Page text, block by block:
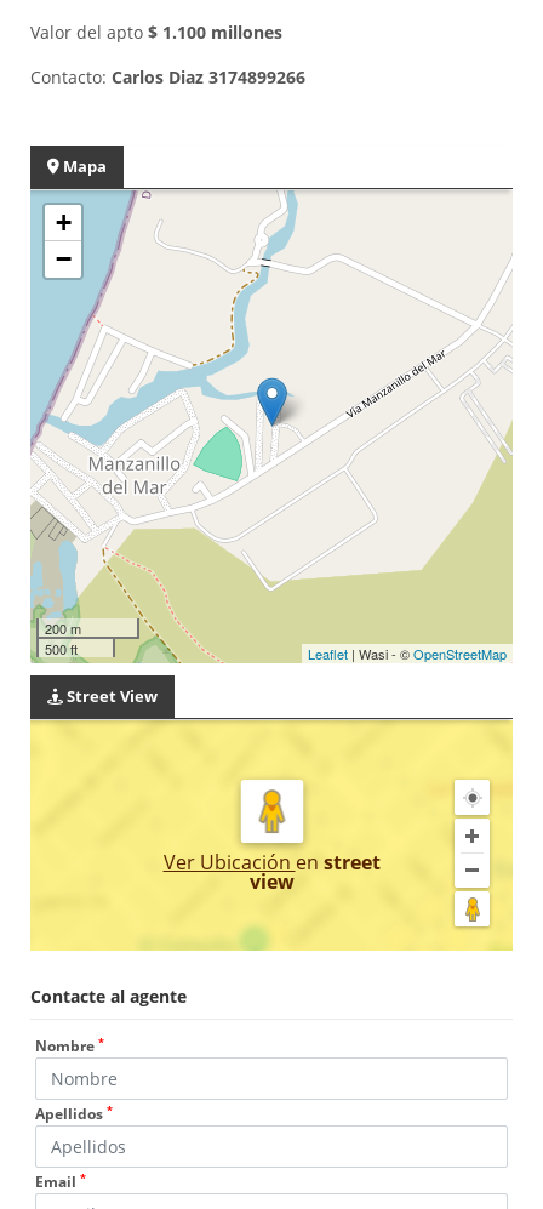
Valor del apto $ 1.100 millones
Contacto: Carlos Diaz 3174899266
Mapa
+
−
200 m
500 ft
Leaflet | Wasi - ©OpenStreetMap
Street View
Ver Ubicación en street
view
Contacte al agente
Nombre *
Apellidos *
Email *